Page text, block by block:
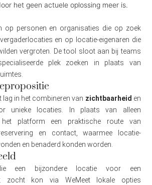
het geen actuele oplossing meer is.
op personen en organisaties die op zoek
en op locatie-eigenaren die
vergroten. De tool sloot aan bij teams
plek zoeken in plaats van
lag in het combineren van zichtbaarheid en
unieke locaties. In plaats van alleen
het platform een praktische route van
en contact, waarmee locatie-
en benaderd konden worden.
een bijzondere locatie voor een
zocht kon via WeMeet lokale opties